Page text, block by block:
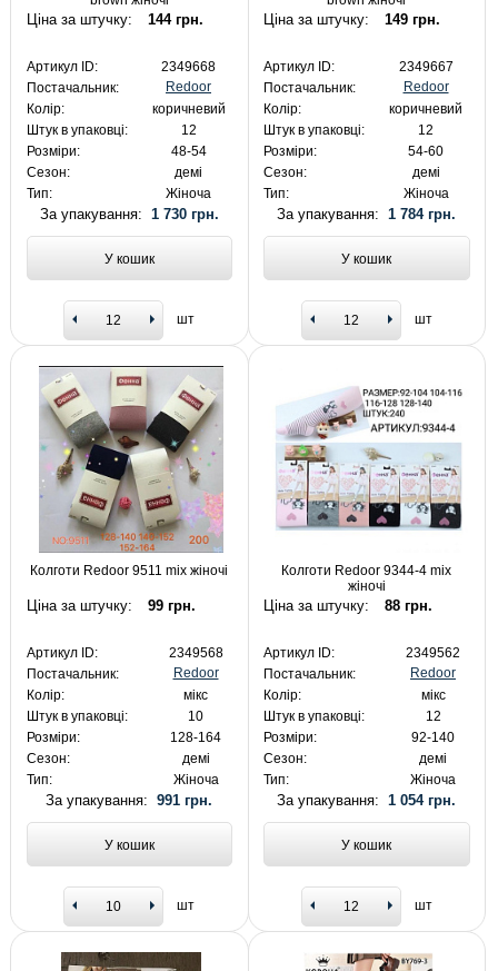
Ціна за штучку: 144 грн.
Артикул ID:
2349668
Постачальник:
Redoor
Колір:
коричневий
Штук в упаковці:
12
Розміри:
48-54
Сезон:
демі
Тип:
Жіноча
За упакування: 1 730 грн.
У кошик
шт
Ціна за штучку: 149 грн.
Артикул ID:
2349667
Постачальник:
Redoor
Колір:
коричневий
Штук в упаковці:
12
Розміри:
54-60
Сезон:
демі
Тип:
Жіноча
За упакування:1 784 грн.
У кошик
шт
Колготи Redoor 9511 mix жіночі
Ціна за штучку: 99 грн.
Артикул ID:
2349568
Постачальник:
Redoor
Колір:
мікс
Штук в упаковці:
10
Розміри:
128-164
Сезон:
демі
Тип:
Жіноча
За упакування:991 грн.
У кошик
шт
Колготи Redoor 9344-4 mix
жіночі
Ціна за штучку: 88 грн.
Артикул ID:
2349562
Постачальник:
Redoor
Колір:
мікс
Штук в упаковці:
12
Розміри:
92-140
Сезон:
демі
Тип:
Жіноча
За упакування:1 054 грн.
У кошик
шт